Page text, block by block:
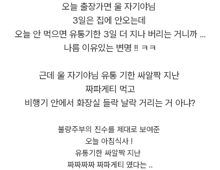
오늘 출장가면 울 자기야님
3일은 집에 안오는데
오늘 안 먹으면 유통기한 3일 더 지나 버리는 거니까 ...
나름 이유있는 변명 !! ㅋㅋ
근데 울 자기야님 유통 기한 싸알짝 지난
짜파게티 먹고
비행기 안에서 화장실 들락 날락 거리는 거 아냐?
불량주부의 진수를 제대로 보여준
오늘 아침식사 !
유통기한 싸알짝 지난
짜짜짜짜 짜파게티 였다는 ..